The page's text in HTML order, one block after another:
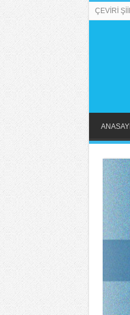
ÇEVİRİ